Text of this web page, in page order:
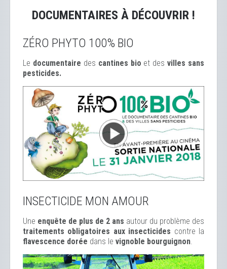
DOCUMENTAIRES À DÉCOUVRIR !
ZÉRO PHYTO 100% BIO
Le documentaire des cantines bio et desvilles sans
pesticides.
INSECTICIDE MON AMOUR
Une enquête de plus de 2 ans autour du problème des
traitements obligatoires aux insecticides contre la
flavescence dorée dans le vignoble bourguignon.